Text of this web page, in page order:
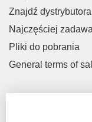
Znajdź dystrybutora
Najczęściej
Pliki do pobrania
General terms of